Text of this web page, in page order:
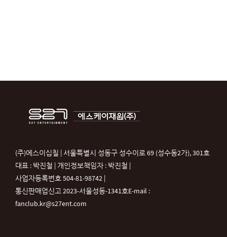
(주)에스이십칠 | 서울특별시 성동구 성수이로 69 (성수동2가), 301호
대표 : 박진철 | 개인정보책임자 : 박진철 |
사업자등록번호 504-81-98742 |
통신판매업신고 2023-서울성동-1341호E-mail :
fanclub.kr@s27ent.com